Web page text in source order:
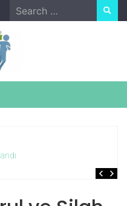
Search
for: